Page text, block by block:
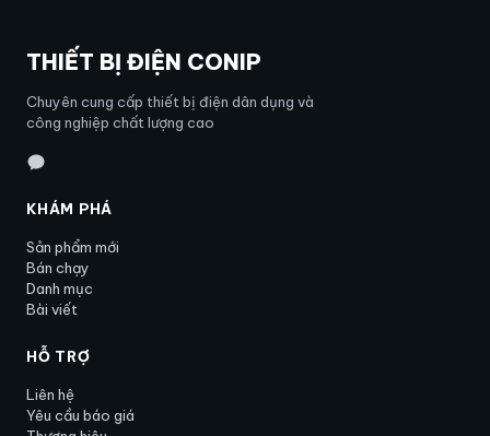
THIẾT BỊ ĐIỆN CONIP
Chuyên cung cấp thiết bị điện dân dụng và
công nghiệp chất lượng cao
KHÁM PHÁ
Sản phẩm mới
Bán chạy
Danh mục
Bài viết
HỖ TRỢ
Liên hệ
Yêu cầu báo giá